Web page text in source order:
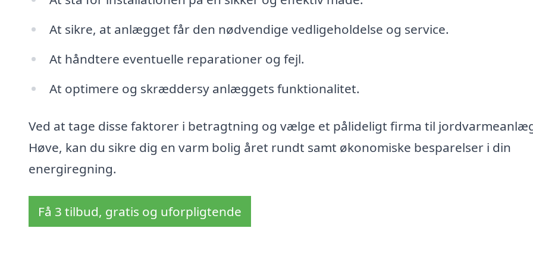
At sikre, at anlægget får den nødvendige vedligeholdelse og service.
At håndtere eventuelle reparationer og fejl.
At optimere og skræddersy anlæggets funktionalitet.
Ved at tage disse faktorer i betragtning og vælge et pålideligt firma til
Høve, kan du sikre dig en varm bolig året rundt samt økonomiske besparelser i din
energiregning.
Få 3 tilbud, gratis og uforpligtende